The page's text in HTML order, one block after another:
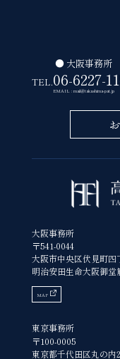
● 大阪事務所
TEL.06-6227-
EMAIL : mail@takashima-pat.jp
大阪事務所
〒541-0044
大阪市中央区伏見町四
明治安田生命大阪御
MAP
東京事務所
〒100-0005
東京都千代田区丸の内